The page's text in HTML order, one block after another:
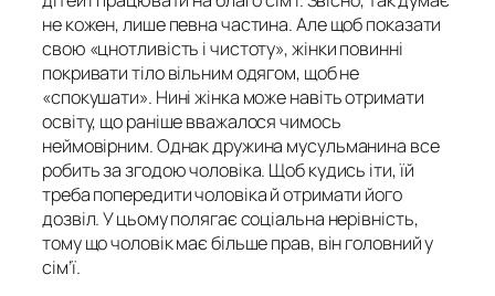
не кожен, лише певна частина. Але щоб показати
свою «цнотливість і чистоту», жінки повинні
покривати тіло вільним одягом, щоб не
«спокушати». Нині жінка може навіть отримати
освіту, що раніше вважалося чимось
неймовірним. Однак дружина мусульманина все
робить за згодою чоловіка. Щоб кудись іти, їй
треба попередити чоловіка й отримати його
дозвіл. У цьому полягає соціальна нерівність,
тому що чоловік має більше прав, він головний у
сім’ї.